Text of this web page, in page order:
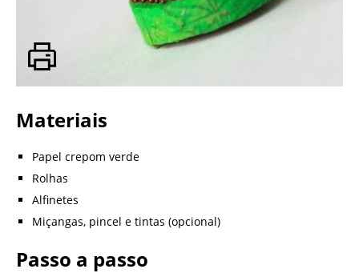
Materiais
Papel crepom verde
Rolhas
Alfinetes
Miçangas, pincel e tintas (opcional)
Passo a passo